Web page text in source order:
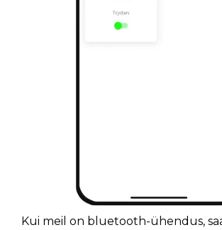
Kui meil on bluetooth-ühendus,